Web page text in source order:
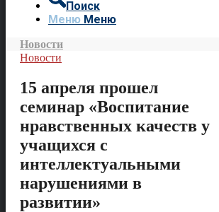
Поиск
Меню Меню
Новости
Новости
15 апреля прошел
семинар «Воспитание
нравственных качеств у
учащихся с
интеллектуальными
нарушениями в
развитии»